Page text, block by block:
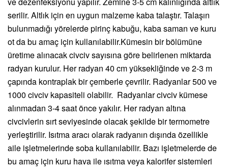
serilir. Altlık için en uygun malzeme kaba talaştır. Talaşın
bulunmadığı yörelerde pirinç kabuğu, kaba saman ve kuru
ot da bu amaç için kullanılabilir.Kümesin bir bölümüne
üretime alınacak civciv sayısına göre belirlenen miktarda
radyan kurulur. Her radyan 40 cm yüksekliğinde ve 2-3 m
çapında kontraplak bir çemberle çevrilir. Radyanlar 500 ve
1000 civciv kapasiteli olabilir. Radyanlar civciv kümese
alınmadan 3-4 saat önce yakılır. Her radyan altına
civcivlerin sırt seviyesinde olacak şekilde bir termometre
yerleştirilir. Isıtma aracı olarak radyanın dışında özellikle
aile işletmelerinde soba kullanılabilir. Bazı işletmelerde de
bu amaç için kuru hava ile ısıtma veya kalorifer sistemleri